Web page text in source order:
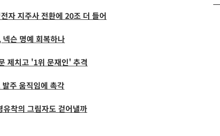
자 지주사 전환에 20조 더 들어
슨 명예 회복하나
제치고 '1위 문재인' 추격
주 움직임에 촉각
착의 그림자도 걷어낼까